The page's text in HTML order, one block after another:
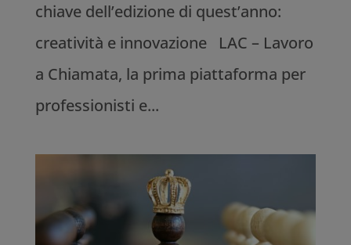
chiave dell’edizione di quest’anno:
creatività e innovazione LAC – Lavoro
a Chiamata, la prima piattaforma per
professionisti e...